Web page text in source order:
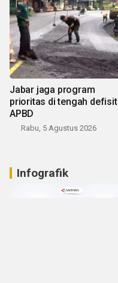
Jabar jaga program
prioritas di tengah defisit
APBD
Rabu, 5 Agustus 2026
Infografik